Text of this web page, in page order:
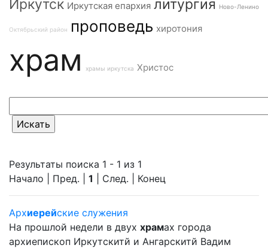
Иркутск Иркутская епархия литургия Ново-Ленино
Октябрьский район проповедь хиротония
храм храмы иркутска Христос
Результаты поиска 1 - 1 из 1
Начало | Пред. | 1 | След. | Конец
Архиерейские служения
На прошлой недели в двух храмах города
архиепископ Иркутскитй и Ангарскитй Вадим